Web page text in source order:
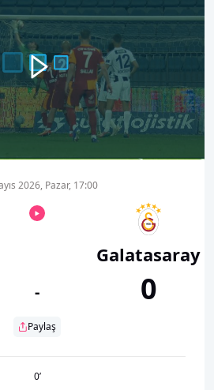
2026, Pazar, 17:00
-
Paylaş
Galatasaray
0
0’